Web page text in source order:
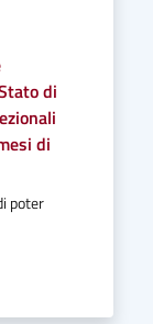
di
di
poter